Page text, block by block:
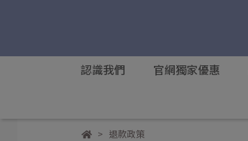
認識我們 官網獨家優惠
退款政策